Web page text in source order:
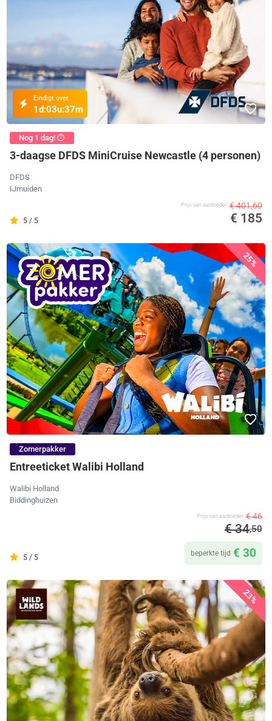
Eindigt over
1d:03u:37m
Nog 1 dag! ⏱️
3-daagse DFDS MiniCruise Newcastle (4 personen)
DFDS
IJmuiden
5 / 5
Prijs van aanbieder € 401,60
€ 185
25%
Zomerpakker
Entreeticket Walibi Holland
Walibi Holland
Biddinghuizen
5 / 5
Prijs van aanbieder € 46
€ 34,50
beperkte tijd € 30
23%